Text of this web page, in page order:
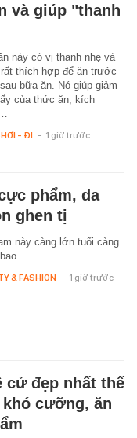
và giúp "thanh
này có vị thanh nhẹ và
thích hợp để ăn trước
bữa ăn. Nó giúp giảm
của thức ăn, kích
- ĐI - 1 giờ trước
phẩm, da
ghen tị
này càng lớn tuổi càng
& FASHION - 1 giờ trước
cử đẹp nhất thế
cưỡng, ăn